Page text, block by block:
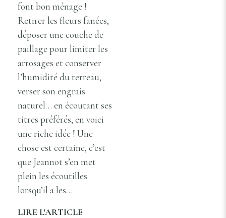
font bon ménage !
Retirer les fleurs fanées,
déposer une couche de
paillage pour limiter les
arrosages et conserver
l’humidité du terreau,
verser son engrais
naturel… en écoutant ses
titres préférés, en voici
une riche idée ! Une
chose est certaine, c’est
que Jeannot s’en met
plein les écoutilles
lorsqu’il a les…
LIRE L'ARTICLE